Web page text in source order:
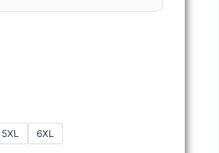
5XL 6XL